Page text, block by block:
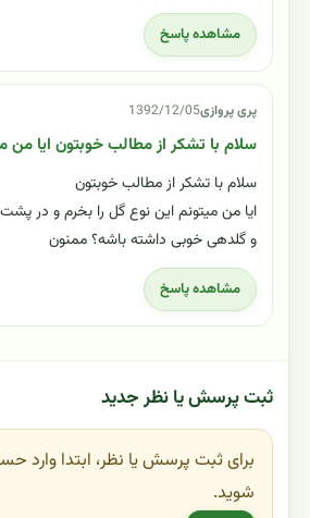
مشاهده پاسخ
پری پروازی1392/12/05
سلام با تشکر از مطالب خوبتون ایا من
سلام با تشکر از مطالب خوبتون
ایا من میتونم این نوع گل را بخرم و در
و گلدهی خوبی داشته باشه؟ ممنون
مشاهده پاسخ
ثبت پرسش یا نظر جدید
برای ثبت پرسش یا نظر، ابتدا وارد
شوید.